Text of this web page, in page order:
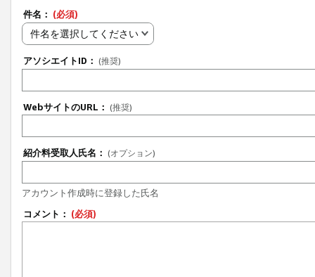
件名： (必須)
件名を選択してください
アソシエイトID： (推奨)
WebサイトのURL： (推奨)
紹介料受取人氏名： (オプション)
アカウント作成時に登録した氏名
コメント： (必須)